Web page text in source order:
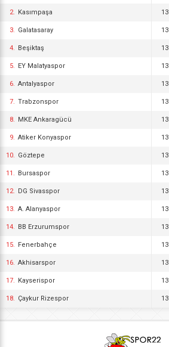
2. Kasımpaşa 13
3. Galatasaray 13
4. Beşiktaş 13
5. EY Malatyaspor 13
6. Antalyaspor 13
7. Trabzonspor 13
8. MKE Ankaragücü 13
9. Atiker Konyaspor 13
10. Göztepe 13
11. Bursaspor 13
12. DG Sivasspor 13
13. A. Alanyaspor 13
14. BB Erzurumspor 13
15. Fenerbahçe 13
16. Akhisarspor 13
17. Kayserispor 13
18. Çaykur Rizespor 13